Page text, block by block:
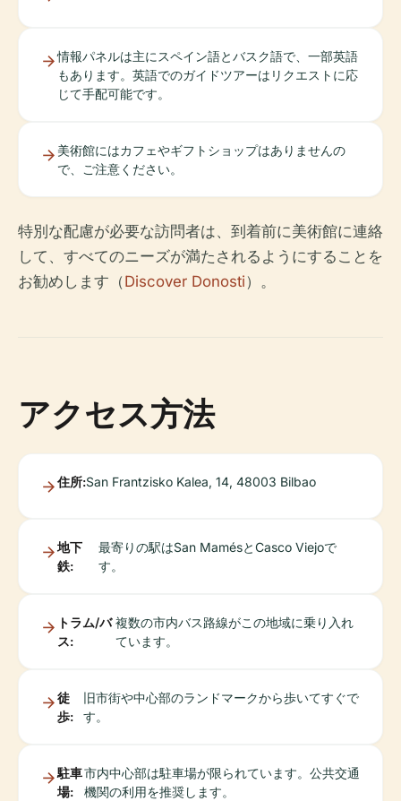
情報パネルは主にスペイン語とバスク語で、一部英語
もあります。英語でのガイドツアーはリクエストに応
じて手配可能です。
美術館にはカフェやギフトショップはありませんの
で、ご注意ください。
特別な配慮が必要な訪問者は、到着前に美術館に連絡
して、すべてのニーズが満たされるようにすることを
お勧めします（Discover Donosti）。
アクセス方法
住所:San Frantzisko Kalea, 14, 48003 Bilbao
地下
鉄:
最寄りの駅はSan MamésとCasco Viejoで
す。
トラム/バ
ス:
複数の市内バス路線がこの地域に乗り入れ
ています。
徒
歩:
旧市街や中心部のランドマークから歩いてすぐで
す。
駐車
場:
市内中心部は駐車場が限られています。公共交通
機関の利用を推奨します。